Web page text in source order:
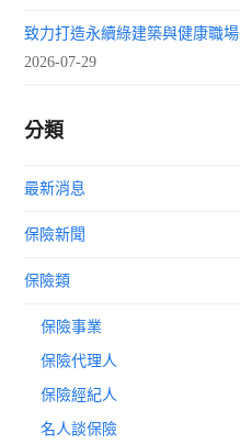
致力打造永續綠建築與健康職場
2026-07-29
分類
最新消息
保險新聞
保險類
保險事業
保險代理人
保險經紀人
名人談保險